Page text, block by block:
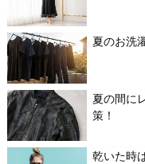
夏のお洗
夏の間に
策！
乾いた時